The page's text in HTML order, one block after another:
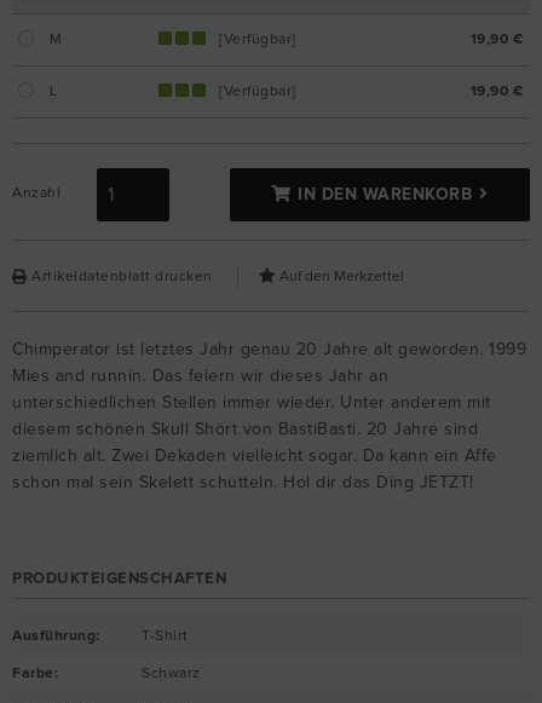
M [Verfügbar] 19,90 €
L [Verfügbar] 19,90 €
Anzahl IN DEN WARENKORB
Artikeldatenblatt drucken
Chimperator ist letztes Jahr genau 20 Jahre alt geworden. 1999
Mies and runnin. Das feiern wir dieses Jahr an
unterschiedlichen Stellen immer wieder. Unter anderem mit
diesem schönen Skull Shört von BastiBasti. 20 Jahre sind
ziemlich alt. Zwei Dekaden vielleicht sogar. Da kann ein Affe
schon mal sein Skelett schütteln. Hol dir das Ding JETZT!
PRODUKTEIGENSCHAFTEN
Ausführung: T-Shirt
Farbe : Schwarz